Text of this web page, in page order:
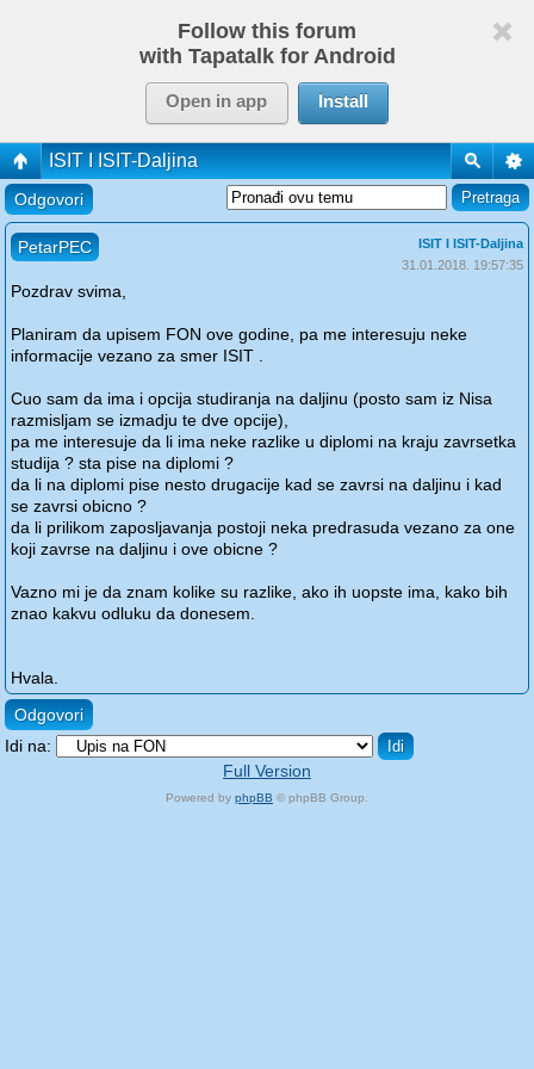
Follow this forum
with Tapatalk for Android
Open in app Install
ISIT I ISIT-Daljina
Odgovori
PetarPEC
ISIT I ISIT-Daljina
31.01.2018. 19:57:35
Pozdrav svima,
Planiram da upisem FON ove godine, pa me interesuju neke
informacije vezano za smer ISIT .
Cuo sam da ima i opcija studiranja na daljinu (posto sam iz Nisa
razmisljam se izmadju te dve opcije),
pa me interesuje da li ima neke razlike u diplomi na kraju zavrsetka
studija ? sta pise na diplomi ?
da li na diplomi pise nesto drugacije kad se zavrsi na daljinu i kad
se zavrsi obicno ?
da li prilikom zaposljavanja postoji neka predrasuda vezano za one
koji zavrse na daljinu i ove obicne ?
Vazno mi je da znam kolike su razlike, ako ih uopste ima, kako bih
znao kakvu odluku da donesem.
Hvala.
Odgovori
Idi na:
Full Version
Powered by phpBB © phpBB Group.